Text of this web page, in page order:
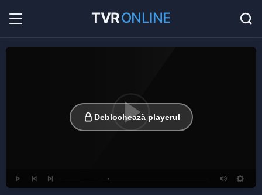
TVRONLINE 36
Deblochează playerul